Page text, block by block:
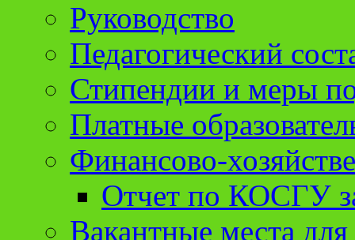
Руководство
Педагогический
Стипендии и меры
Платные
Финансово-
Отчет по КОСГУ
Вакантные места